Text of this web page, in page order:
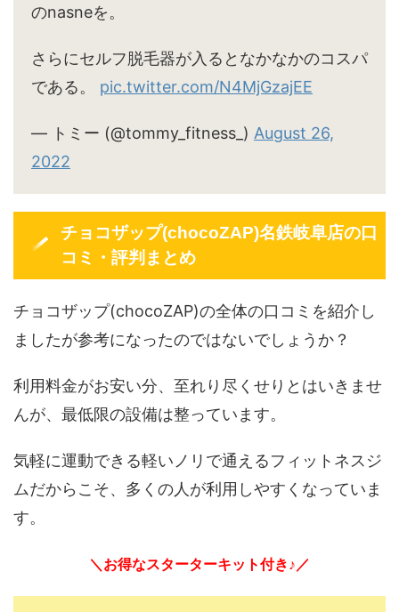
のnasneを。
さらにセルフ脱毛器が入るとなかなかのコスパ
である。 pic.twitter.com/N4MjGzajEE
— トミー (@tommy_fitness_) August 26,
2022
チョコザップ(chocoZAP)名鉄岐阜店の口
コミ・評判まとめ
チョコザップ(chocoZAP)の全体の口コミを紹介し
ましたが参考になったのではないでしょうか？
利用料金がお安い分、至れり尽くせりとはいきませ
んが、最低限の設備は整っています。
気軽に運動できる軽いノリで通えるフィットネスジ
ムだからこそ、多くの人が利用しやすくなっていま
す。
＼お得なスターターキット付き♪／